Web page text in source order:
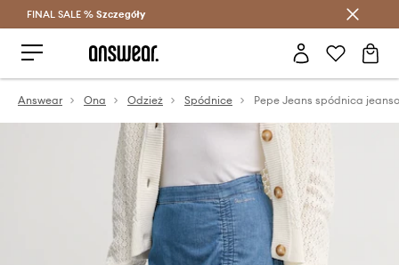
Oszczędzaj z Answear Club >
FINAL SALE % Szczegóły
Answear Ona Odzież Spódnice